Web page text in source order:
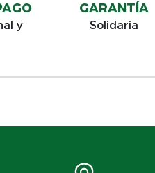
y
GARANTÍA
Solidaria